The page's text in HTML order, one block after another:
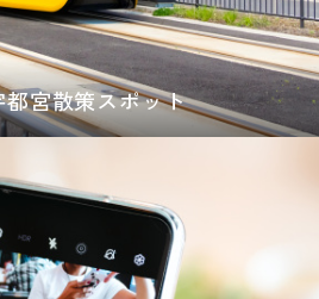
宮散策スポット